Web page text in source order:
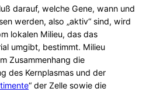
darauf, welche Gene, wann und
werden, also „aktiv“ sind, wird
lokalen Milieu, das das
umgibt, bestimmt. Milieu
Zusammenhang die
des Kernplasmas und der
“ der Zelle sowie die